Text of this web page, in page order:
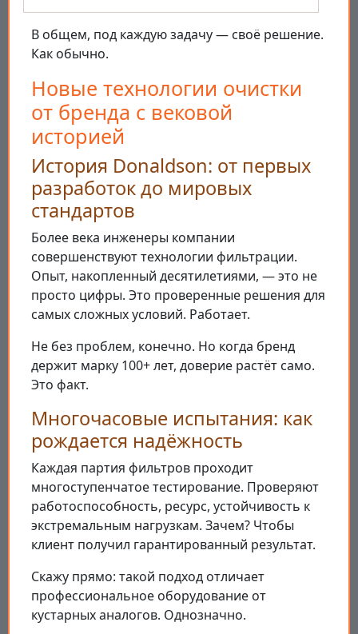
В общем, под каждую задачу — своё решение.
Как обычно.
Новые технологии очистки
от бренда с вековой
историей
История Donaldson: от первых
разработок до мировых
стандартов
Более века инженеры компании
совершенствуют технологии фильтрации.
Опыт, накопленный десятилетиями, — это не
просто цифры. Это проверенные решения для
самых сложных условий. Работает.
Не без проблем, конечно. Но когда бренд
держит марку 100+ лет, доверие растёт само.
Это факт.
Многочасовые испытания: как
рождается надёжность
Каждая партия фильтров проходит
многоступенчатое тестирование. Проверяют
работоспособность, ресурс, устойчивость к
экстремальным нагрузкам. Зачем? Чтобы
клиент получил гарантированный результат.
Скажу прямо: такой подход отличает
профессиональное оборудование от
кустарных аналогов. Однозначно.